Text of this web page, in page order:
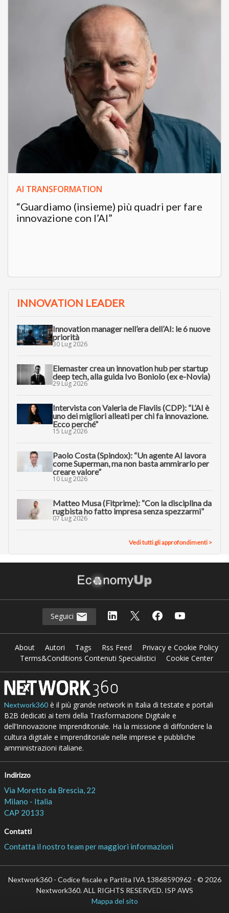
AI TRANSFORMATION
“Guardiamo (insieme) più quadri per fare
innovazione con l’AI”
INNOVATION LEADER
Innovation manager nell’era dell’AI: le 6 nuove
priorità
30 Lug 2026
Elemaster crea un innovation hub per startup
deep tech, alla guida Ivo Boniolo (ex e-Novia)
29 Lug 2026
Intervista con Valeria de Flaviis (CDP): “L’AI è
uno dei migliori alleati per chi fa innovazione.
Ecco perché”
15 Lug 2026
Paolo Costa (Spindox): “Un agente AI lavora
come Superman, ma non basta ammirarlo per
creare valore”
10 Lug 2026
Matteo Musa (Fitprime): “Con la disciplina da
rugbista ho fatto impresa senza spezzarmi”
07 Lug 2026
Vedi tutti gli approfondimenti >
Seguici
About Autori Tags Rss Feed
Privacy e Cookie Policy
Terms&Conditions Contenuti Specialistici
Cookie Center
Nextwork360è il più grande network in Italia di testate e portali
B2B dedicati ai temi della Trasformazione Digitale e
dell’Innovazione Imprenditoriale. Ha la missione di diffondere la
cultura digitale e imprenditoriale nelle imprese e pubbliche
amministrazioni italiane.
Indirizzo
Via Moretto da Brescia, 22
Milano - Italia
CAP 20133
Contatti
Contatta il nostro team per maggiori informazioni
Nextwork360 - Codice fiscale e Partita IVA 13868590962 - © 2026
Nextwork360. ALL RIGHTS RESERVED. ISP AWS
Mappa del sito